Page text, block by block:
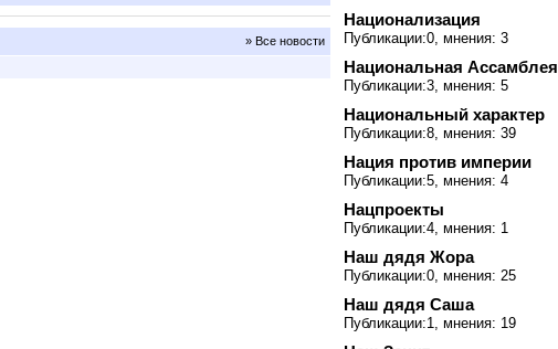
» Все новости
Национализация
Публикации:0, мнения: 3
Национальная Ассамблея
Публикации:3, мнения: 5
Национальный характер
Публикации:8, мнения: 39
Нация против империи
Публикации:5, мнения: 4
Нацпроекты
Публикации:4, мнения: 1
Наш дядя Жора
Публикации:0, мнения: 25
Наш дядя Саша
Публикации:1, мнения: 19